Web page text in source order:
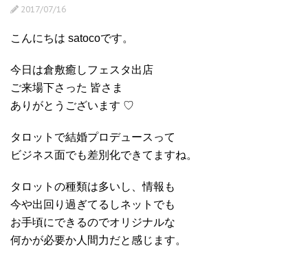
2017/07/16
こんにちは satocoです。
今日は倉敷癒しフェスタ出店
ご来場下さった 皆さま
ありがとうございます ♡
タロットで結婚プロデュースって
ビジネス面でも差別化できてますね。
タロットの種類は多いし、情報も
今や出回り過ぎてるしネットでも
お手頃にできるのでオリジナルな
何かが必要か人間力だと感じます。